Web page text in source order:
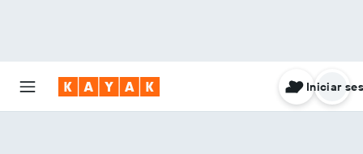
Iniciar